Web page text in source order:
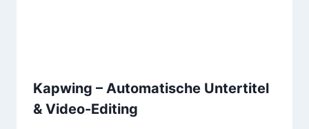
Kapwing – Automatische Untertitel
& Video-Editing